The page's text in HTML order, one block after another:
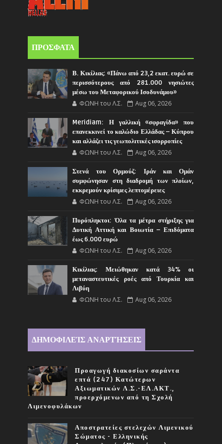
ΠΡΟΣΦΑΤΑ
Β. Κικίλιας: «Πάνω από 23,2 εκατ. ευρώ σε
περισσότερους από 281.000 νησιώτες
μέσω του Μεταφορικού Ισοδυνάμου»
ΦΩΝΗ του Λ.Σ. Aug 06, 2026
Meridiam: Η γαλλική «σφραγίδα» που
επανεκκινεί το καλώδιο Ελλάδας – Κύπρου
και αλλάζει τις γεωπολιτικές ισορροπίες
ΦΩΝΗ του Λ.Σ. Aug 06, 2026
Στενά του Ορμούζ: Ιράν και Ομάν
συμφώνησαν στη διαδρομή των πλοίων,
εκκρεμούν κρίσιμες λεπτομέρειες
ΦΩΝΗ του Λ.Σ. Aug 06, 2026
Πυρόπληκτοι: Όλα τα μέτρα στήριξης για
Δυτική Αττική και Βοιωτία – Επιδόματα
έως 6.000 ευρώ
ΦΩΝΗ του Λ.Σ. Aug 06, 2026
Κικίλιας: Μειώθηκαν κατά 34% οι
μεταναστευτικές ροές από Τουρκία και
Λιβύη
ΦΩΝΗ του Λ.Σ. Aug 06, 2026
ΔΗΜΟΦΙΛΕΊΣ ΑΝΑΡΤΉΣΕΙΣ
Προαγωγή διακοσίων σαράντα
επτά (247) Κατώτερων
Αξιωματικών Λ.Σ.-ΕΛ.ΑΚΤ.,
προερχόμενων από τη Σχολή
Λιμενοφυλάκων
Αποστρατείες στελεχών Λιμενικού
Σώματος - Ελληνικής